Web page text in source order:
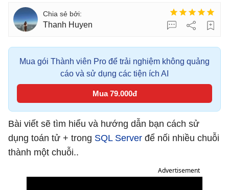
Thanh Huyen
Mua gói Thành viên Pro để trải nghiệm không quảng
cáo và sử dụng các tiện ích AI
Mua 79.000đ
Bài viết sẽ tìm hiểu và hướng dẫn bạn cách sử
dụng toán tử + trong SQL Server để nối nhiều chuỗi
thành một chuỗi..
Advertisement